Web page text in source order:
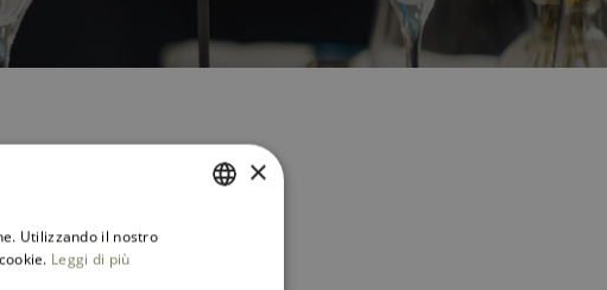
×
Utilizzando il nostro
Leggi di più